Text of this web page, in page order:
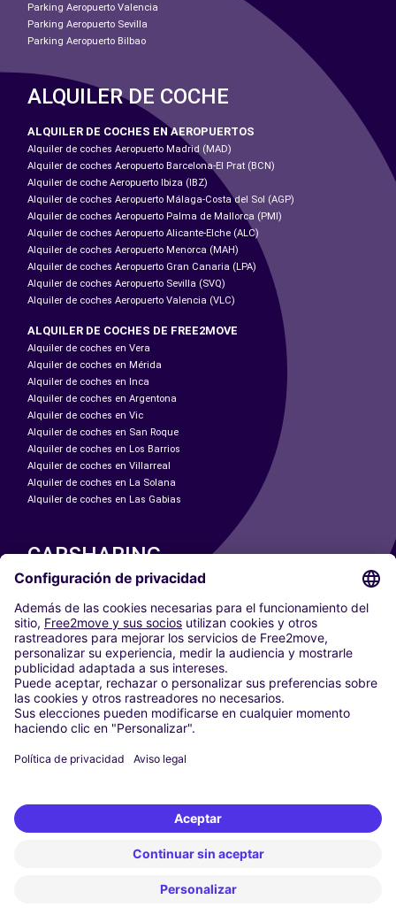
Parking Aeropuerto Valencia
Parking Aeropuerto Sevilla
Parking Aeropuerto Bilbao
ALQUILER DE COCHE
ALQUILER DE COCHES EN AEROPUERTOS
Alquiler de coches Aeropuerto Madrid (MAD)
Alquiler de coches Aeropuerto Barcelona-El Prat (BCN)
Alquiler de coche Aeropuerto Ibiza (IBZ)
Alquiler de coches Aeropuerto Málaga-Costa del Sol (AGP)
Alquiler de coches Aeropuerto Palma de Mallorca (PMI)
Alquiler de coches Aeropuerto Alicante-Elche (ALC)
Alquiler de coches Aeropuerto Menorca (MAH)
Alquiler de coches Aeropuerto Gran Canaria (LPA)
Alquiler de coches Aeropuerto Sevilla (SVQ)
Alquiler de coches Aeropuerto Valencia (VLC)
ALQUILER DE COCHES DE FREE2MOVE
Alquiler de coches en Vera
Alquiler de coches en Mérida
Alquiler de coches en Inca
Alquiler de coches en Argentona
Alquiler de coches en Vic
Alquiler de coches en San Roque
Alquiler de coches en Los Barrios
Alquiler de coches en Villarreal
Alquiler de coches en La Solana
Alquiler de coches en Las Gabias
CARSHARING
NUESTRAS CIUDADES
Paris
Madrid
Washington DC
Milán
Roma
Turín
Viena
Berlín
Düsseldorf